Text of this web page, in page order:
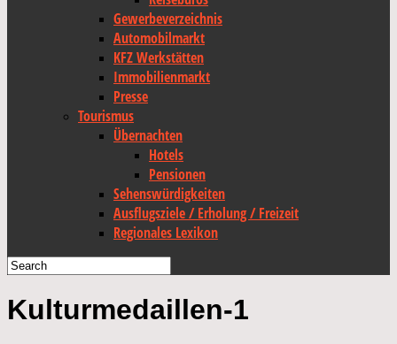
Gewerbeverzeichnis
Automobilmarkt
KFZ Werkstätten
Immobilienmarkt
Presse
Tourismus
Übernachten
Hotels
Pensionen
Sehenswürdigkeiten
Ausflugsziele / Erholung / Freizeit
Regionales Lexikon
Kulturmedaillen-1